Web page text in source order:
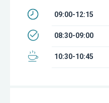
09:00-12:15
08:30-09:00
10:30-10:45